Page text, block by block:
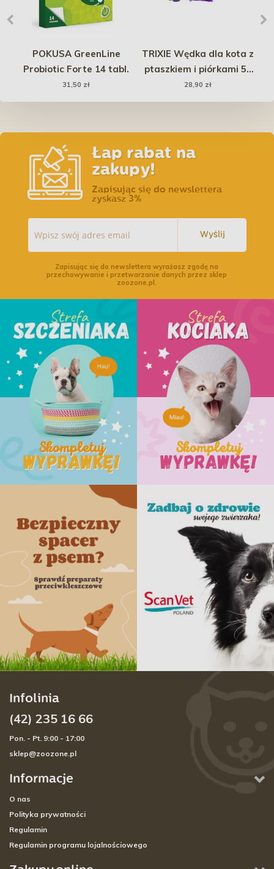
POKUSA GreenLine
Probiotic Forte 14 tabl.
31,50 zł
TRIXIE Wędka dla kota z
ptaszkiem i piórkami 50
cm
28,90 zł
Łap rabat na
zakupy!
Zapisując się do newslettera
zyskasz 3%
Wyślij
Zapisując się do newslettera wyrażasz zgodę na
przechowywanie i przetwarzanie danych przez sklep
zoozone.pl.
Informacje
O nas
Polityka prywatności
Regulamin
Regulamin programu lojalnościowego
Infolinia
(42) 235 16 66
Pon. - Pt. 9:00 - 17:00
sklep@zoozone.pl